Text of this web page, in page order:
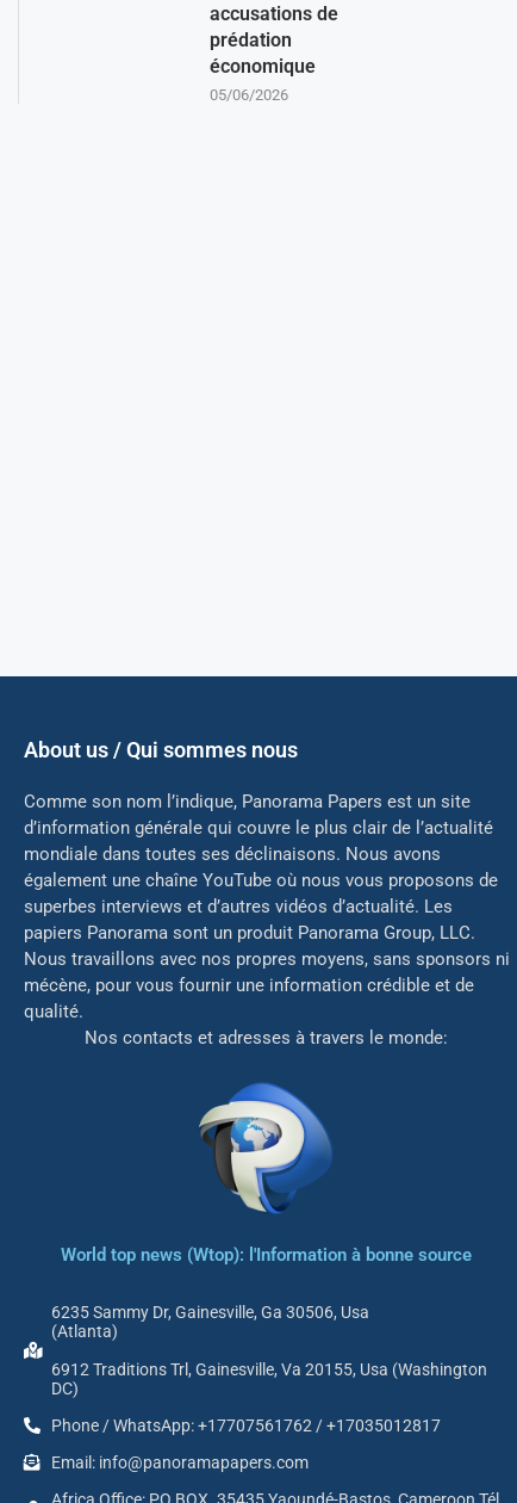
accusations de
prédation
économique
05/06/2026
About us / Qui sommes nous
Comme son nom l’indique, Panorama Papers est un site
d’information générale qui couvre le plus clair de l’actualité
mondiale dans toutes ses déclinaisons. Nous avons
également une chaîne YouTube où nous vous proposons de
superbes interviews et d’autres vidéos d’actualité. Les
papiers Panorama sont un produit Panorama Group, LLC.
Nous travaillons avec nos propres moyens, sans sponsors ni
mécène, pour vous fournir une information crédible et de
qualité.
Nos contacts et adresses à travers le monde:
World top news (Wtop): l'Information à bonne source
6235 Sammy Dr, Gainesville, Ga 30506, Usa
(Atlanta)
6912 Traditions Trl, Gainesville, Va 20155, Usa (Washington
DC)
Phone / WhatsApp: +17707561762 / +17035012817
Email: info@panoramapapers.com